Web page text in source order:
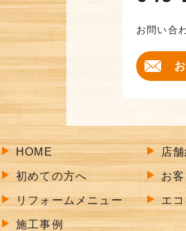
お問い合
HOME
初めての方へ
リフォームメニュー
施工事例
店
お
エ